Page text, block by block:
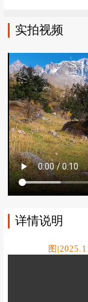
实拍视频
详情说明
图